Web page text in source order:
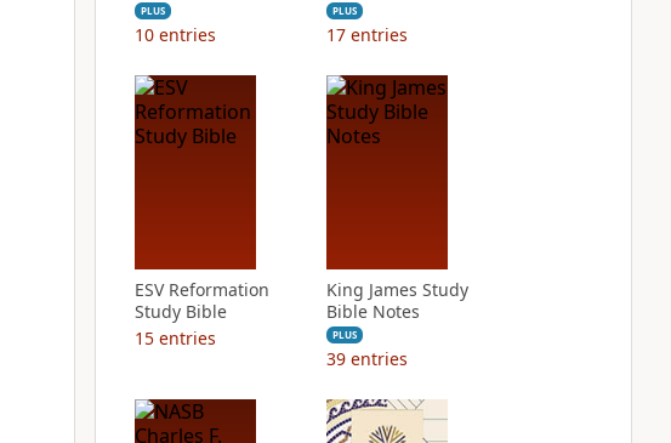
PLUS
10 entries
PLUS
17 entries
ESV Reformation
Study Bible
15 entries
King James Study
Bible Notes
PLUS
39 entries